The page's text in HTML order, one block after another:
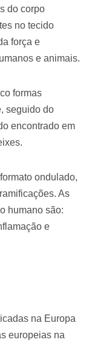
do corpo
no tecido
força e
e animais.
formas
seguido do
encontrado em
ondulado,
As
humano são:
e
na Europa
europeias na